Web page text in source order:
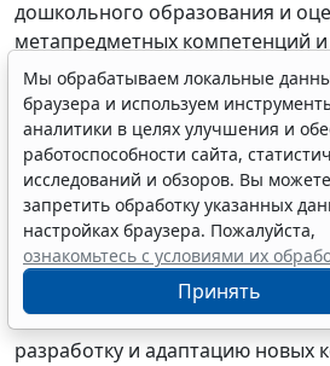
дошкольного образования и
метапредметных компетенций
результатов освоения
целях реализации требований
государственного
начального общего
государственного
основного общего
государственного
среднего общего образования
качеством образования;
разработку и адаптацию новых
Мы обрабатываем локальные
браузера и используем
аналитики в целях улучшения и
работоспособности сайта,
исследований и обзоров. Вы можете
запретить обработку указанных
настройках браузера. Пожалуйста,
ознакомьтесь с условиями их
Принять